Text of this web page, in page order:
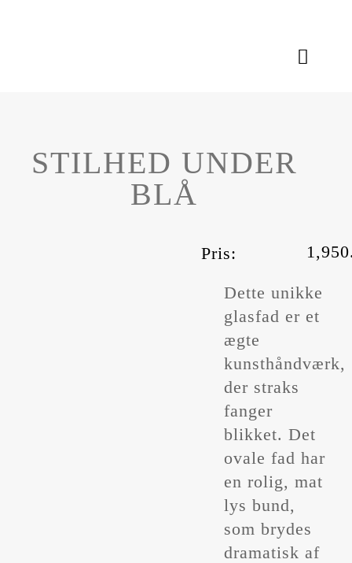
Toggle
Kunstværker
STILHED UNDER
BLÅ
Pris:
Dette unikke
glasfad er et
ægte
kunsthåndværk,
der straks
fanger
blikket. Det
ovale fad har
en rolig, mat
lys bund,
som brydes
dramatisk af